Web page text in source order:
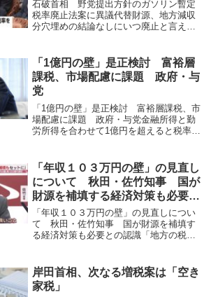
石破首相 野党提出方針のガソリン暫定
税率廃止法案に異議代替財源、地方減収
分穴埋めの結論なしにいつ廃止と言えな
交え提出を調整している、ガソリン税な
どの暫定税率廃止法案に...
「1億円の壁」是正検討 富裕層
課税、市場配慮に課題 政府・与
党
「1億円の壁」是正検討 富裕層課税、市
場配慮に課題 政府・与党金融所得と勤
労所得を合わせて1億円を超えると税率が
担率が減少する「1億円の壁」の是正を検
討する。 格...
「年収１０３万円の壁」の見直し
について 秋田・佐竹知事 国が
財源を補填する経済対策も必要と
の認識
「年収１０３万円の壁」の見直しについ
て 秋田・佐竹知事 国が財源を補填す
る経済対策も必要との認識「地方の税収
党が求めている「年収１０３万円の壁」
の見直しについて秋田県の...
岸田首相、次なる増税案は「空き
家税」